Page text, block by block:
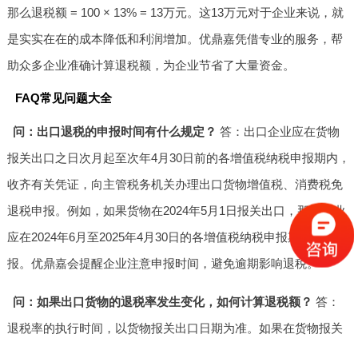
那么退税额 = 100 × 13% = 13万元。这13万元对于企业来说，就
是实实在在的成本降低和利润增加。优鼎嘉凭借专业的服务，帮
助众多企业准确计算退税额，为企业节省了大量资金。
FAQ常见问题大全
问：出口退税的申报时间有什么规定？ 答：出口企业应在货物
报关出口之日次月起至次年4月30日前的各增值税纳税申报期内，
收齐有关凭证，向主管税务机关办理出口货物增值税、消费税免
退税申报。例如，如果货物在2024年5月1日报关出口，那么企业
应在2024年6月至2025年4月30日的各增值税纳税申报期内进行申
报。优鼎嘉会提醒企业注意申报时间，避免逾期影响退税。
问：如果出口货物的退税率发生变化，如何计算退税额？ 答：
退税率的执行时间，以货物报关出口日期为准。如果在货物报关